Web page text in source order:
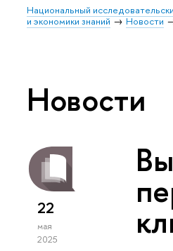
Национальный
и экономики знаний
Новости
Новости
22
мая
2025